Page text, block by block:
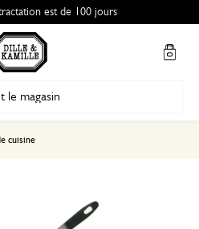
est de 100 jours
cuisine